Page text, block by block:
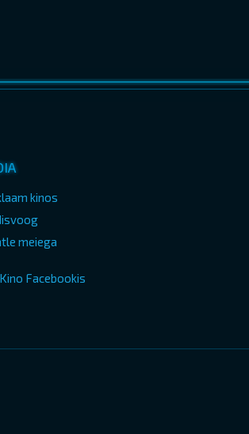
kinos
meiega
Facebookis